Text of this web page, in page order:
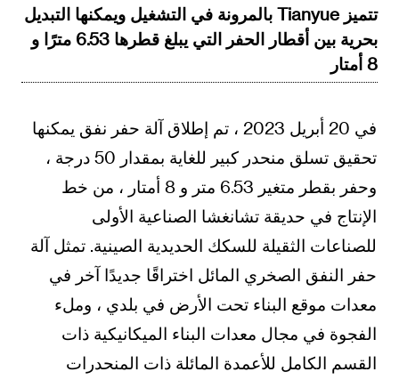
تتميز Tianyue بالمرونة في التشغيل ويمكنها التبديل
بحرية بين أقطار الحفر التي يبلغ قطرها 6.53 مترًا و
8 أمتار
في 20 أبريل 2023 ، تم إطلاق آلة حفر نفق يمكنها
تحقيق تسلق منحدر كبير للغاية بمقدار 50 درجة ،
وحفر بقطر متغير 6.53 متر و 8 أمتار ، من خط
الإنتاج في حديقة تشانغشا الصناعية الأولى
للصناعات الثقيلة للسكك الحديدية الصينية. تمثل آلة
حفر النفق الصخري المائل اختراقًا جديدًا آخر في
معدات موقع البناء تحت الأرض في بلدي ، وملء
الفجوة في مجال معدات البناء الميكانيكية ذات
القسم الكامل للأعمدة المائلة ذات المنحدرات